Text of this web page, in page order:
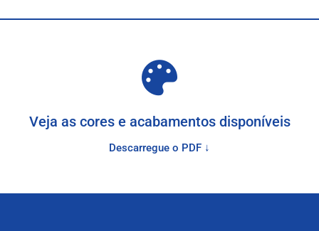
Veja as cores e acabamentos disponíveis
Descarregue o PDF ↓